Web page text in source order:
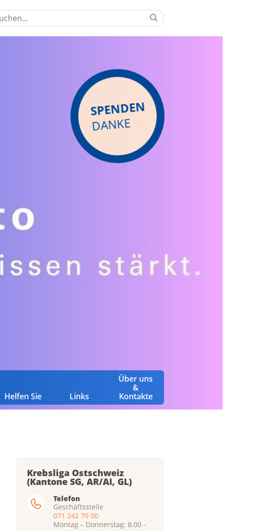
SPENDEN
DANKE
Helfen Sie Links
Über uns
&
Kontakte
Krebsliga Ostschweiz
(Kantone SG, AR/AI, GL)
Telefon
Geschäftsstelle
071 242 70 00
Montag – Donnerstag: 8.00 -